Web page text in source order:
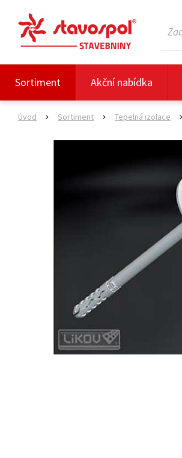
Sortiment Akční nabídka
Úvod Sortiment Tepelná izolace